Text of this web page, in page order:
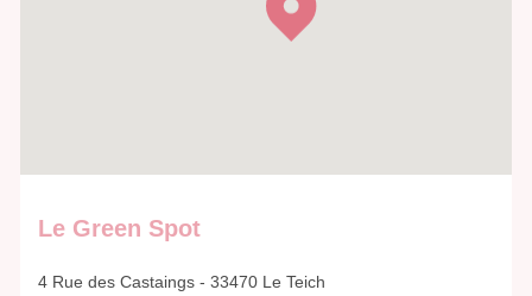
Le Green Spot
4 Rue des Castaings - 33470 Le Teich